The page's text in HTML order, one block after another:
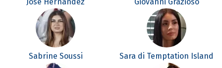
Sabrine Soussi Sara di Temptation Island